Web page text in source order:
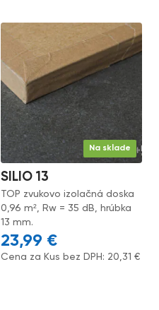
Na sklade
SILIO 13
TOP zvukovo izolačná doska
0,96 m², Rw = 35 dB, hrúbka
13 mm.
23,99 €
Cena za Kus bez DPH: 20,31 €